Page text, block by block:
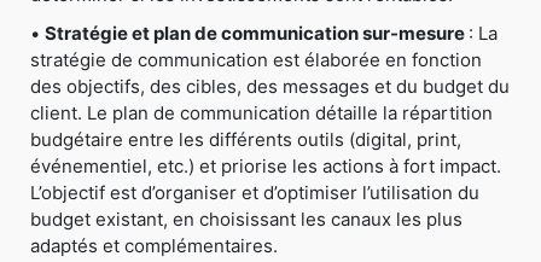
• Stratégie et plan de communication sur-mesure : La
stratégie de communication est élaborée en fonction
des objectifs, des cibles, des messages et du budget du
client. Le plan de communication détaille la répartition
budgétaire entre les différents outils (digital, print,
événementiel, etc.) et priorise les actions à fort impact.
L’objectif est d’organiser et d’optimiser l’utilisation du
budget existant, en choisissant les canaux les plus
adaptés et complémentaires.